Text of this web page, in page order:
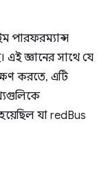
পারফরম্যান্স
জ্ঞানের সাথে যে
করতে, এটি
যা redBus